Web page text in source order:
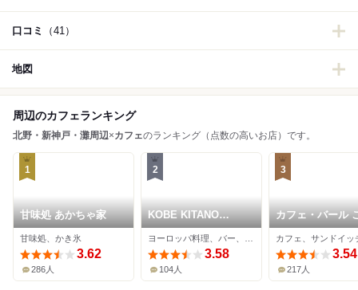
口コミ （41）
地図
周辺のカフェランキング
北野・新神戸・灘周辺×カフェのランキング（点数の高いお店）です。
1
甘味処 あかちゃ家
甘味処、かき氷
3.62
286人
2
KOBE KITANO
TERRASSE
3.58
104人
3
カフェ・バール
べっこ
カフェ、サンドイッ
3.54
217人